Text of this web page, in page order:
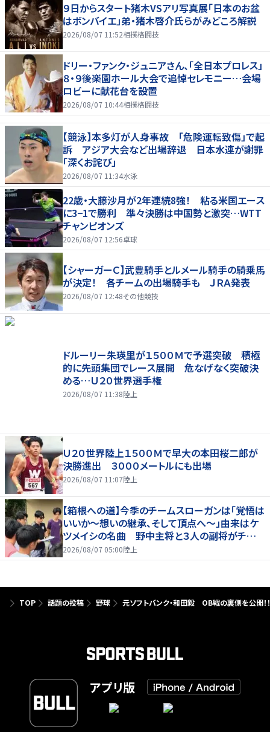
９日からスタート猪木VSアリ写真展「日本のお盆
はボンバイエ」弟・猪木啓介氏らがみどころ解説
2026/08/07 11:52相撲格闘技
ドリー・ファンク・ジュニアさん、「全日本プロレス」
８・９後楽園ホール大会で追悼セレモニー…会場
ロビーに献花台を設置
2026/08/07 10:44相撲格闘技
【競泳】本多灯が人身事故 「危険運転致傷」で起
訴 アジア大会など出場辞退 日本水連が謝罪
「深くお詫び」
2026/08/07 11:34水泳
22歳・大藤沙月が2年連続8強！ 粘る米国エース
に3−1で勝利 準々決勝は中国勢と激突…WTT
チャンピオンズ
2026/08/07 12:56卓球
【シャーガーＣ】武豊騎手とルメール騎手の騎乗馬
が決定！ 各チームの出場騎手も ＪＲＡ発表
2026/08/07 12:48その他競技
ドルーリー朱瑛里が１５００Ｍで予選突破 積極
的に先頭集団でレース展開 危なげなく突破決
める…Ｕ２０世界選手権
2026/08/07 11:38陸上
Ｕ２０世界陸上１５００Ｍで早大の本田桜二郎が
決勝進出 ３０００メートルにも出場
2026/08/07 11:07陸上
【箱根への道】今季のチームスローガンは「覚悟は
いいか～想いの継承、そして頂点へ～」由来はケ
ツメイシの名曲 野中主将と３人の副将がチーム
を引っ張る…夏合宿特集第１弾、国学院大
2026/08/07 05:00陸上
TOP 話題の投稿 野球 元ソフトバンク・和田毅 OB戦の裏側を公開！！
アプリ版